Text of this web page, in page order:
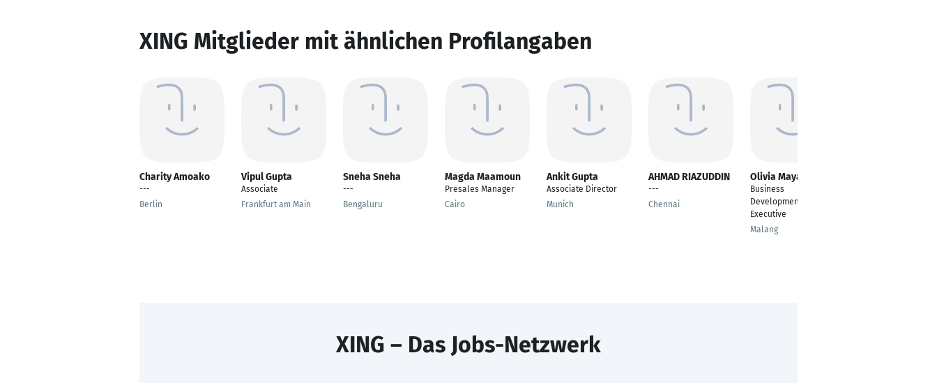
XING Mitglieder mit ähnlichen Profilangaben
Charity Amoako
---
Berlin
Vipul Gupta
Associate
Frankfurt am Main
Sneha Sneha
---
Bengaluru
Magda Maamoun
Presales Manager
Cairo
Ankit Gupta
Associate Director
Munich
AHMAD RIAZUDDIN
---
Chennai
Olivia Maya Renita
Business
Development
Executive
Malang
XING – Das Jobs-Netzwerk